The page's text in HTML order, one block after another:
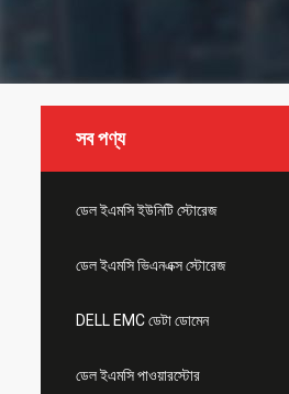
সব পণ্য
ডেল ইএমসি ইউনিটি স্টোরেজ
ডেল ইএমসি ভিএনএক্স স্টোরেজ
DELL EMC ডেটা ডোমেন
ডেল ইএমসি পাওয়ারস্টোর